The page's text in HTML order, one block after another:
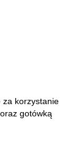
za korzystanie
gotówką